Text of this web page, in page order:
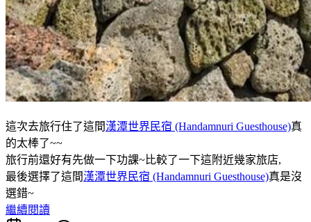
這次去旅行住了這間漢潭世界民宿 (Handamnuri Guesthouse)真
的太棒了~~
旅行前還好有先做一下功課~比較了一下這附近幾家旅店,
最後選擇了這間漢潭世界民宿 (Handamnuri Guesthouse)真是沒
選錯~
繼續閱讀